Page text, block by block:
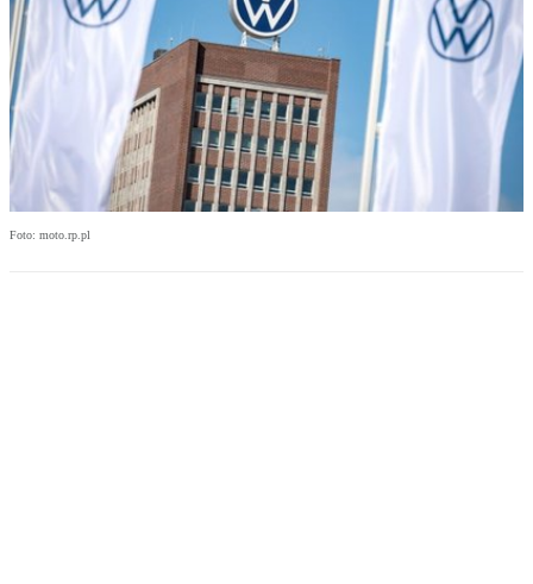
Foto: moto.rp.pl